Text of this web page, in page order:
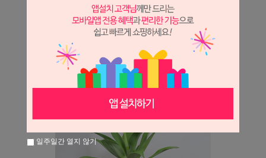
일주일간 열지 않기